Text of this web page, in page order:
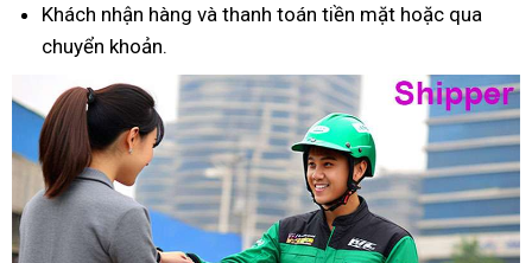
Khách nhận hàng và thanh toán tiền mặt hoặc qua
chuyển khoản.